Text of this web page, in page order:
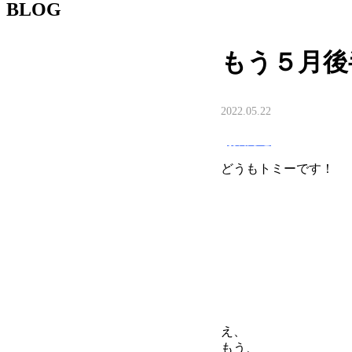
BLOG
もう５月
2022.05.22
どうもトミーです！
え、
もう、